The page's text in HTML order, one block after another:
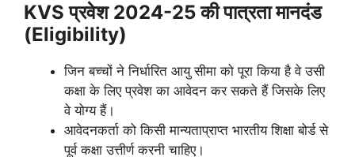
KVS प्रवेश 2024-25 की पात्रता मानदंड
(Eligibility)
जिन बच्चों ने निर्धारित आयु सीमा को पूरा किया है वे उसी
कक्षा के लिए प्रवेश का आवेदन कर सकते हैं जिसके लिए
वे योग्य हैं।
आवेदनकर्ता को किसी मान्यताप्राप्त भारतीय शिक्षा बोर्ड से
पूर्व कक्षा उत्तीर्ण करनी चाहिए।